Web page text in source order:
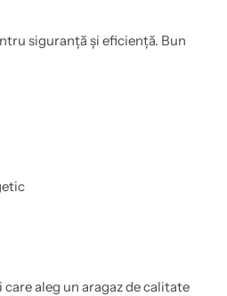
siguranță și eficiență. Bun
aleg un aragaz de calitate